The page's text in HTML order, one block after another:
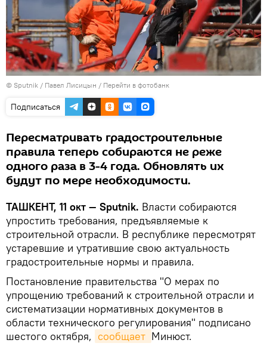
© Sputnik / Павел Лисицын / Перейти в фотобанк
Подписаться
Пересматривать градостроительные
правила теперь собираются не реже
одного раза в 3-4 года. Обновлять их
будут по мере необходимости.
ТАШКЕНТ, 11 окт — Sputnik. Власти собираются
упростить требования, предъявляемые к
строительной отрасли. В республике пересмотрят
устаревшие и утратившие свою актуальность
градостроительные нормы и правила.
Постановление правительства "О мерах по
упрощению требований к строительной отрасли и
систематизации нормативных документов в
области технического регулирования" подписано
шестого октября, сообщает Минюст.